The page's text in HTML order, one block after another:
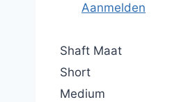
Aanmelden
Shaft Maat
Short
Medium